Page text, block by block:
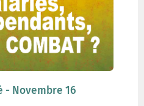
- Novembre 16